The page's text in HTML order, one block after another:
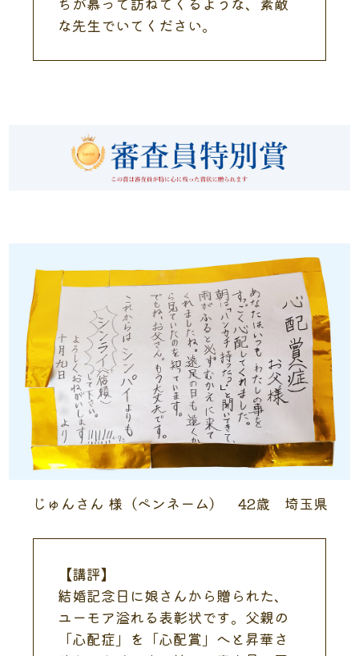
な先生でいてください。
じゅんさん 様（ペンネーム） 42歳 埼玉県
【講評】
結婚記念日に娘さんから贈られた、
ユーモア溢れる表彰状です。父親の
「心配症」を「心配賞」へと昇華さ